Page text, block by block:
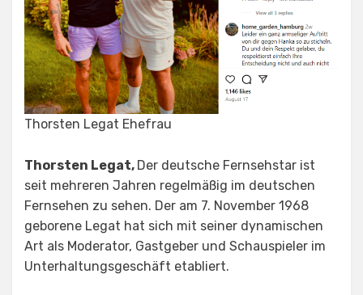
Thorsten Legat Ehefrau
Thorsten Legat, Der deutsche Fernsehstar ist
seit mehreren Jahren regelmäßig im deutschen
Fernsehen zu sehen. Der am 7. November 1968
geborene Legat hat sich mit seiner dynamischen
Art als Moderator, Gastgeber und Schauspieler im
Unterhaltungsgeschäft etabliert.